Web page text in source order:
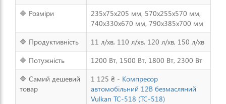
🔷 Розміри
235х75х205 мм, 570х255х570 мм,
740х330х670 мм, 790х385х700 мм
🔷 Продуктивність
11 л/хв, 110 л/хв, 120 л/хв, 150 л/хв
🔷 Потужність
1200 Вт, 1500 Вт, 1800 Вт, 2300 Вт
🔷 Самий дешевий
товар
1 125 ₴ - Компресор
автомобільний 12В безмасляний
Vulkan TC-518 (TC-518)